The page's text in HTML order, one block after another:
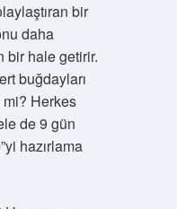
bir
daha
bir hale getirir.
buğdayları
mi? Herkes
de 9 gün
hazırlama